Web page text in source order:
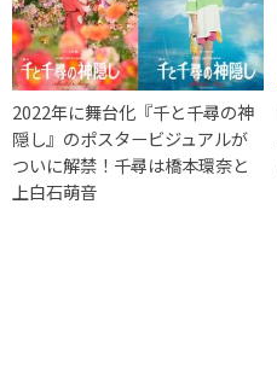
2022年に舞台化『千と千尋の神
隠し』のポスタービジュアルが
ついに解禁！千尋は橋本環奈と
上白石萌音